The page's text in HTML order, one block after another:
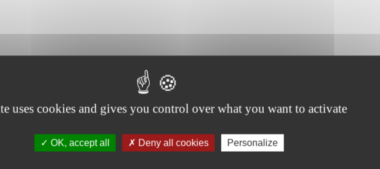
uses cookies and gives you control over what you want to activate
OK, accept all Deny all cookies Personalize